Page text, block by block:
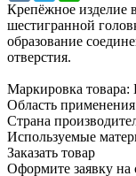
Крепёжное изделие
шестигранной
образование
отверстия.
Маркировка
Область
Страна
Используемые
Заказать товар
Оформите заявку